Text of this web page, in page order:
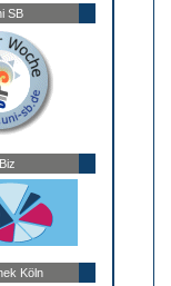
SB
Köln